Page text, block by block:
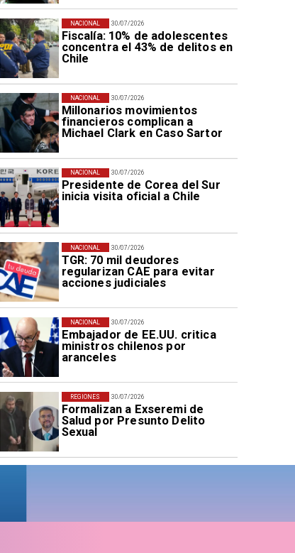
30/07/2026
Fiscalía: 10% de adolescentes
concentra el 43% de delitos en
Chile
NACIONAL
30/07/2026
Millonarios movimientos
financieros complican a
Michael Clark en Caso Sartor
NACIONAL
30/07/2026
Presidente de Corea del Sur
inicia visita oficial a Chile
NACIONAL
30/07/2026
TGR: 70 mil deudores
regularizan CAE para evitar
acciones judiciales
NACIONAL
30/07/2026
Embajador de EE.UU. critica
ministros chilenos por
aranceles
NACIONAL
30/07/2026
Formalizan a Exseremi de
Salud por Presunto Delito
Sexual
REGIONES